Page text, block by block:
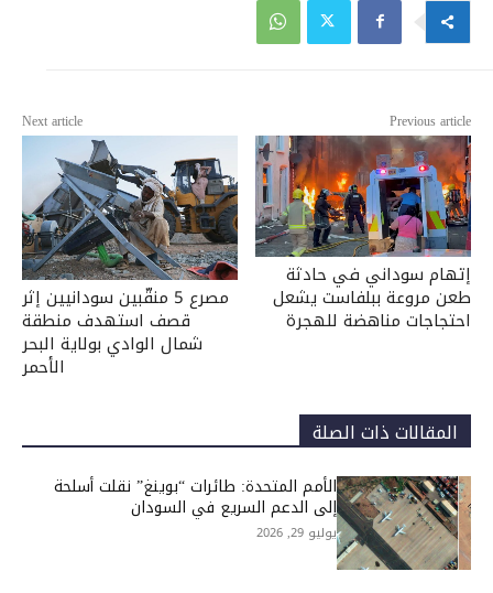
Previous article
إتهام سوداني في حادثة
طعن مروعة ببلفاست يشعل
احتجاجات مناهضة للهجرة
Next article
مصرع 5 منقّبين سودانيين إثر
قصف استهدف منطقة
شمال الوادي بولاية البحر
الأحمر
المقالات ذات الصلة
الأمم المتحدة: طائرات “بوينغ” نقلت أسلحة
إلى الدعم السريع في السودان
يوليو 29, 2026